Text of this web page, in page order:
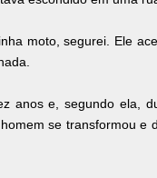
moto, segurei. Ele
anos e, segundo ela,
se transformou e